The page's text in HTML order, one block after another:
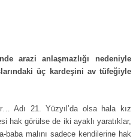
arazi anlaşmazlığı nedeniyle
üç kardeşini av tüfeğiyle
Adı 21. Yüzyıl’da olsa hala kız
hak görülse de iki ayaklı yaratıklar,
malını sadece kendilerine hak